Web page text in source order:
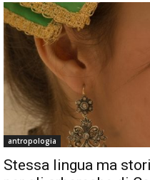
antropologia
Stessa lingua ma